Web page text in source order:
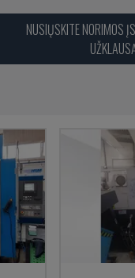
NUSIŲSKITE NORIMOS